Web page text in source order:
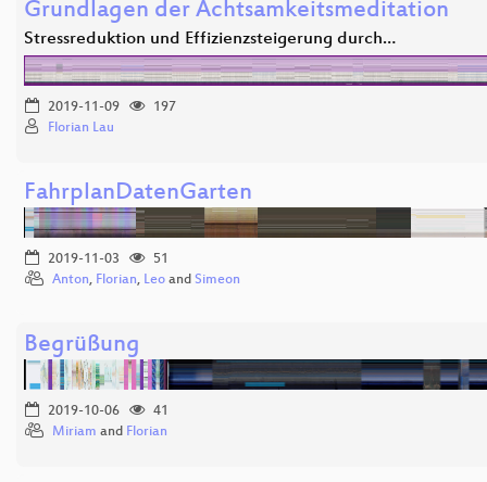
Grundlagen der Achtsamkeitsmeditation
Stressreduktion und Effizienzsteigerung durch…
2019-11-09
197
Florian Lau
FahrplanDatenGarten
2019-11-03
51
Anton, Florian, Leo and Simeon
Begrüßung
2019-10-06
41
Miriam and Florian